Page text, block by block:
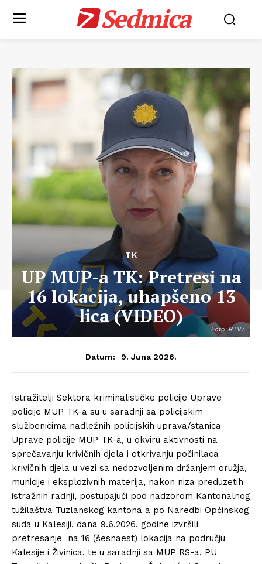
Sedmica
Foto: RTV7
TK
UP MUP-a TK: Pretresi na
16 lokacija, uhapšeno 13
lica (VIDEO)
Datum: 9. Juna 2026.
Istražitelji Sektora kriminalističke policije Uprave
policije MUP TK-a su u saradnji sa policijskim
službenicima nadležnih policijskih uprava/stanica
Uprave policije MUP TK-a, u okviru aktivnosti na
sprečavanju krivičnih djela i otkrivanju počinilaca
krivičnih djela u vezi sa nedozvoljenim držanjem oružja,
municije i eksplozivnih materija, nakon niza preduzetih
istražnih radnji, postupajući pod nadzorom Kantonalnog
tužilaštva Tuzlanskog kantona a po Naredbi Općinskog
suda u Kalesiji, dana 9.6.2026. godine izvršili
pretresanje na 16 (šesnaest) lokacija na području
Kalesije i Živinica, te u saradnji sa MUP RS-a, PU